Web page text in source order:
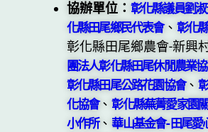
協辦單位： 彰化縣議員劉
化縣田尾鄉民代表會、 彰化
彰化縣田尾鄉農會-新興
團法人彰化縣田尾休閒農業
彰化縣田尾公路花園協會、
化協會、彰化縣蕪菁愛家園
小作所、華山基金會-田尾愛